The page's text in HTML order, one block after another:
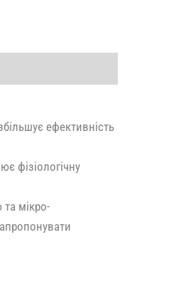
ефективність
фізіологічну
мікро-